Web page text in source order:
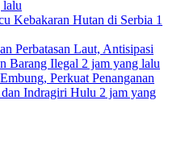
lalu
Kebakaran Hutan di Serbia 1
Perbatasan Laut, Antisipasi
Barang Ilegal 2 jam yang lalu
Perkuat Penanganan
Indragiri Hulu 2 jam yang